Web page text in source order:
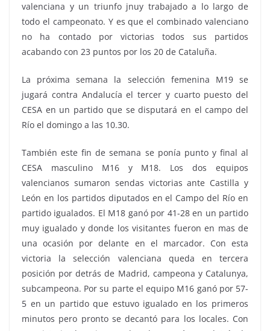
valenciana y un triunfo jnuy trabajado a lo largo de
todo el campeonato. Y es que el combinado valenciano
no ha contado por victorias todos sus partidos
acabando con 23 puntos por los 20 de Cataluña.
La próxima semana la selección femenina M19 se
jugará contra Andalucía el tercer y cuarto puesto del
CESA en un partido que se disputará en el campo del
Río el domingo a las 10.30.
También este fin de semana se ponía punto y final al
CESA masculino M16 y M18. Los dos equipos
valencianos sumaron sendas victorias ante Castilla y
León en los partidos diputados en el Campo del Río en
partido igualados. El M18 ganó por 41-28 en un partido
muy igualado y donde los visitantes fueron en mas de
una ocasión por delante en el marcador. Con esta
victoria la selección valenciana queda en tercera
posición por detrás de Madrid, campeona y Catalunya,
subcampeona. Por su parte el equipo M16 ganó por 57-
5 en un partido que estuvo igualado en los primeros
minutos pero pronto se decantó para los locales. Con